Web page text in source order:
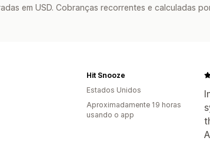
em USD. Cobranças recorrentes e calculadas
Hit Snooze
Estados Unidos
Aproximadamente 19 horas
usando o app